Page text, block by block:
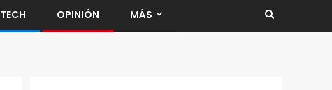
TECH OPINIÓN MÁS